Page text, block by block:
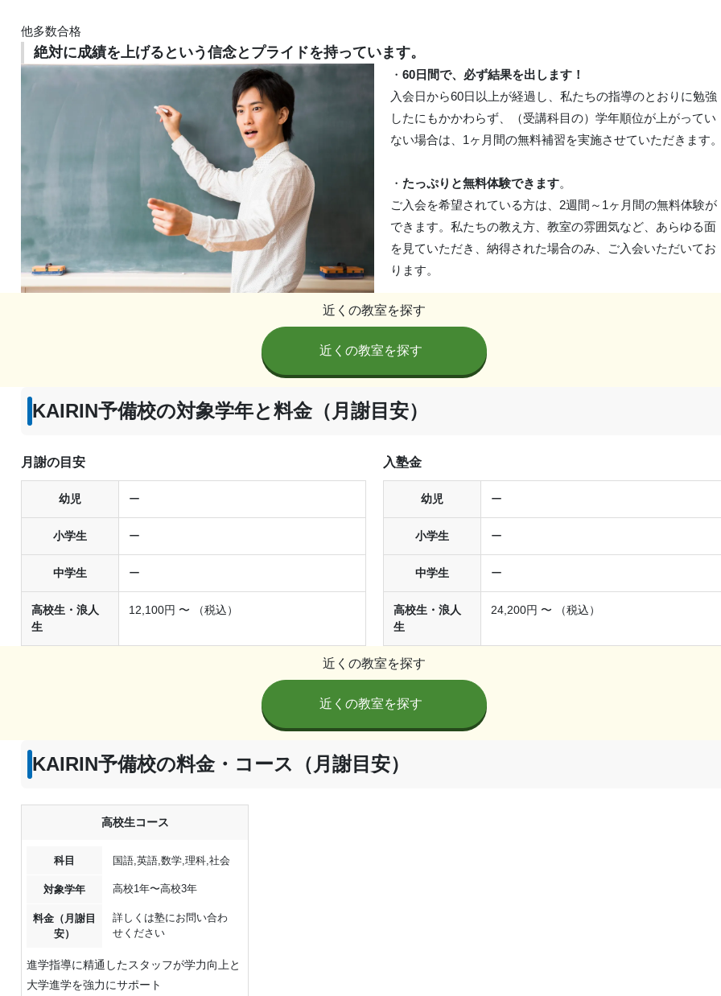
他多数合格
絶対に成績を上げるという信念とプライドを持っています。
・ 60日間で、必ず結果を出します！
入会日から60日以上が経過し、私たちの指導のとおりに勉強
したにもかかわらず、（受講科目の）学年順位が上がってい
ない場合は、1ヶ月間の無料補習を実施させていただきます
・ たっぷりと無料体験できます。
ご入会を希望されている方は、2週間～1ヶ月間の無料体験が
できます。私たちの教え方、教室の雰囲気など、あらゆる面
を見ていただき、納得された場合のみ、ご入会いただいてお
ります。
近くの教室を探す
近くの教室を探す
KAIRIN予備校の対象学年と料金（月謝目安）
月謝の目安
幼児 ー
小学生 ー
中学生 ー
高校生・浪人
生
12,100円 〜 （税込）
入塾金
幼児 ー
小学生 ー
中学生 ー
高校生・浪人
生
24,200円 〜 （税込）
近くの教室を探す
近くの教室を探す
KAIRIN予備校の料金・コース（月謝目安）
高校生コース
科目 国語,英語,数学,理科,社会
対象学年 高校1年〜高校3年
料金（月謝目
安）
詳しくは塾にお問い合わ
せください
進学指導に精通したスタッフが学力向上と
大学進学を強力にサポート